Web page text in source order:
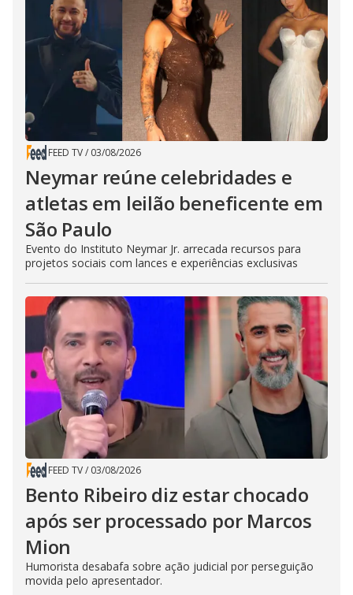
FEED TV/ 03/08/2026
Neymar reúne celebridades e
atletas em leilão beneficente em
São Paulo
Evento do Instituto Neymar Jr. arrecada recursos para
projetos sociais com lances e experiências exclusivas
FEED TV/ 03/08/2026
Bento Ribeiro diz estar chocado
após ser processado por Marcos
Mion
Humorista desabafa sobre ação judicial por perseguição
movida pelo apresentador.